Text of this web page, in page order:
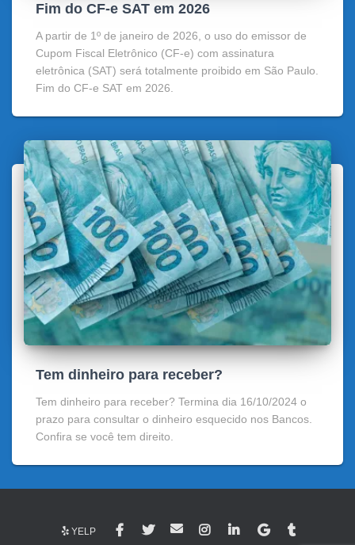
Fim do CF-e SAT em 2026
A partir de 1º de janeiro de 2026, o uso do emissor de
Cupom Fiscal Eletrônico (CF-e) com assinatura
eletrônica (SAT) será totalmente proibido em São Paulo.
Fim do CF-e SAT em 2026.
Tem dinheiro para receber?
Tem dinheiro para receber? Termina dia 16/10/2024 o
prazo para consultar o dinheiro esquecido nos Bancos.
Confira se você tem direito.
YELP